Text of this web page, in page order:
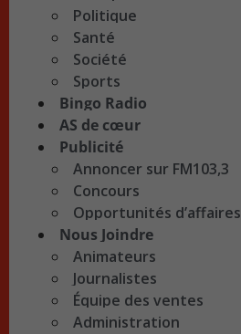
Politique
Santé
Société
Sports
Bingo Radio
AS de cœur
Publicité
Annoncer sur FM103,3
Concours
Opportunités d’affaires
Nous Joindre
Animateurs
Journalistes
Équipe des ventes
Administration